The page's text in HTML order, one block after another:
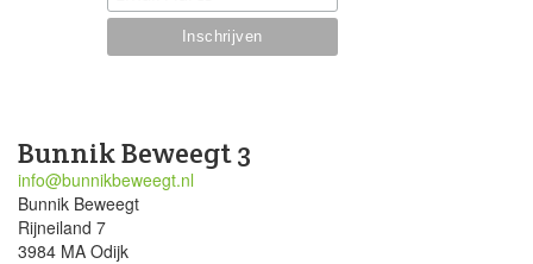
Bunnik Beweegt 3
info@bunnikbeweegt.nl
Bunnik Beweegt
Rijneiland 7
3984 MA Odijk